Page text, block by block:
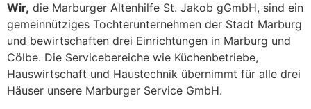
Wir, die Marburger Altenhilfe St. Jakob gGmbH, sind ein
gemeinnütziges Tochterunternehmen der Stadt Marburg
und bewirtschaften drei Einrichtungen in Marburg und
Cölbe. Die Servicebereiche wie Küchenbetriebe,
Hauswirtschaft und Haustechnik übernimmt für alle drei
Häuser unsere Marburger Service GmbH.